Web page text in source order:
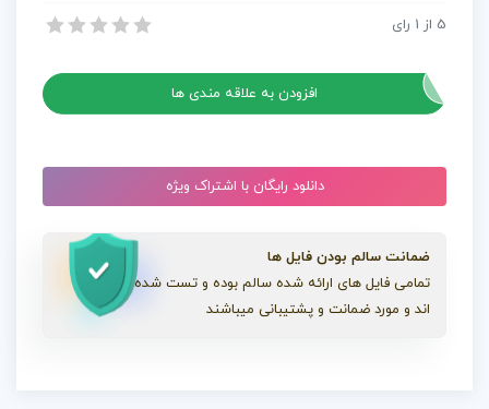
پروژه افترافکت اوپنر شبکه فناوری زمین
5 از 1 رای
افزودن به علاقه مندی ها
دانلود رایگان با اشتراک ویژه
ضمانت سالم بودن فایل ها
تمامی فایل های ارائه شده سالم بوده و تست شده
اند و مورد ضمانت و پشتیبانی میباشند